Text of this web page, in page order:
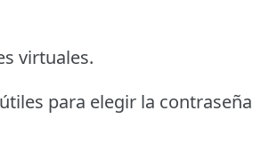
virtuales.
para elegir la contraseña